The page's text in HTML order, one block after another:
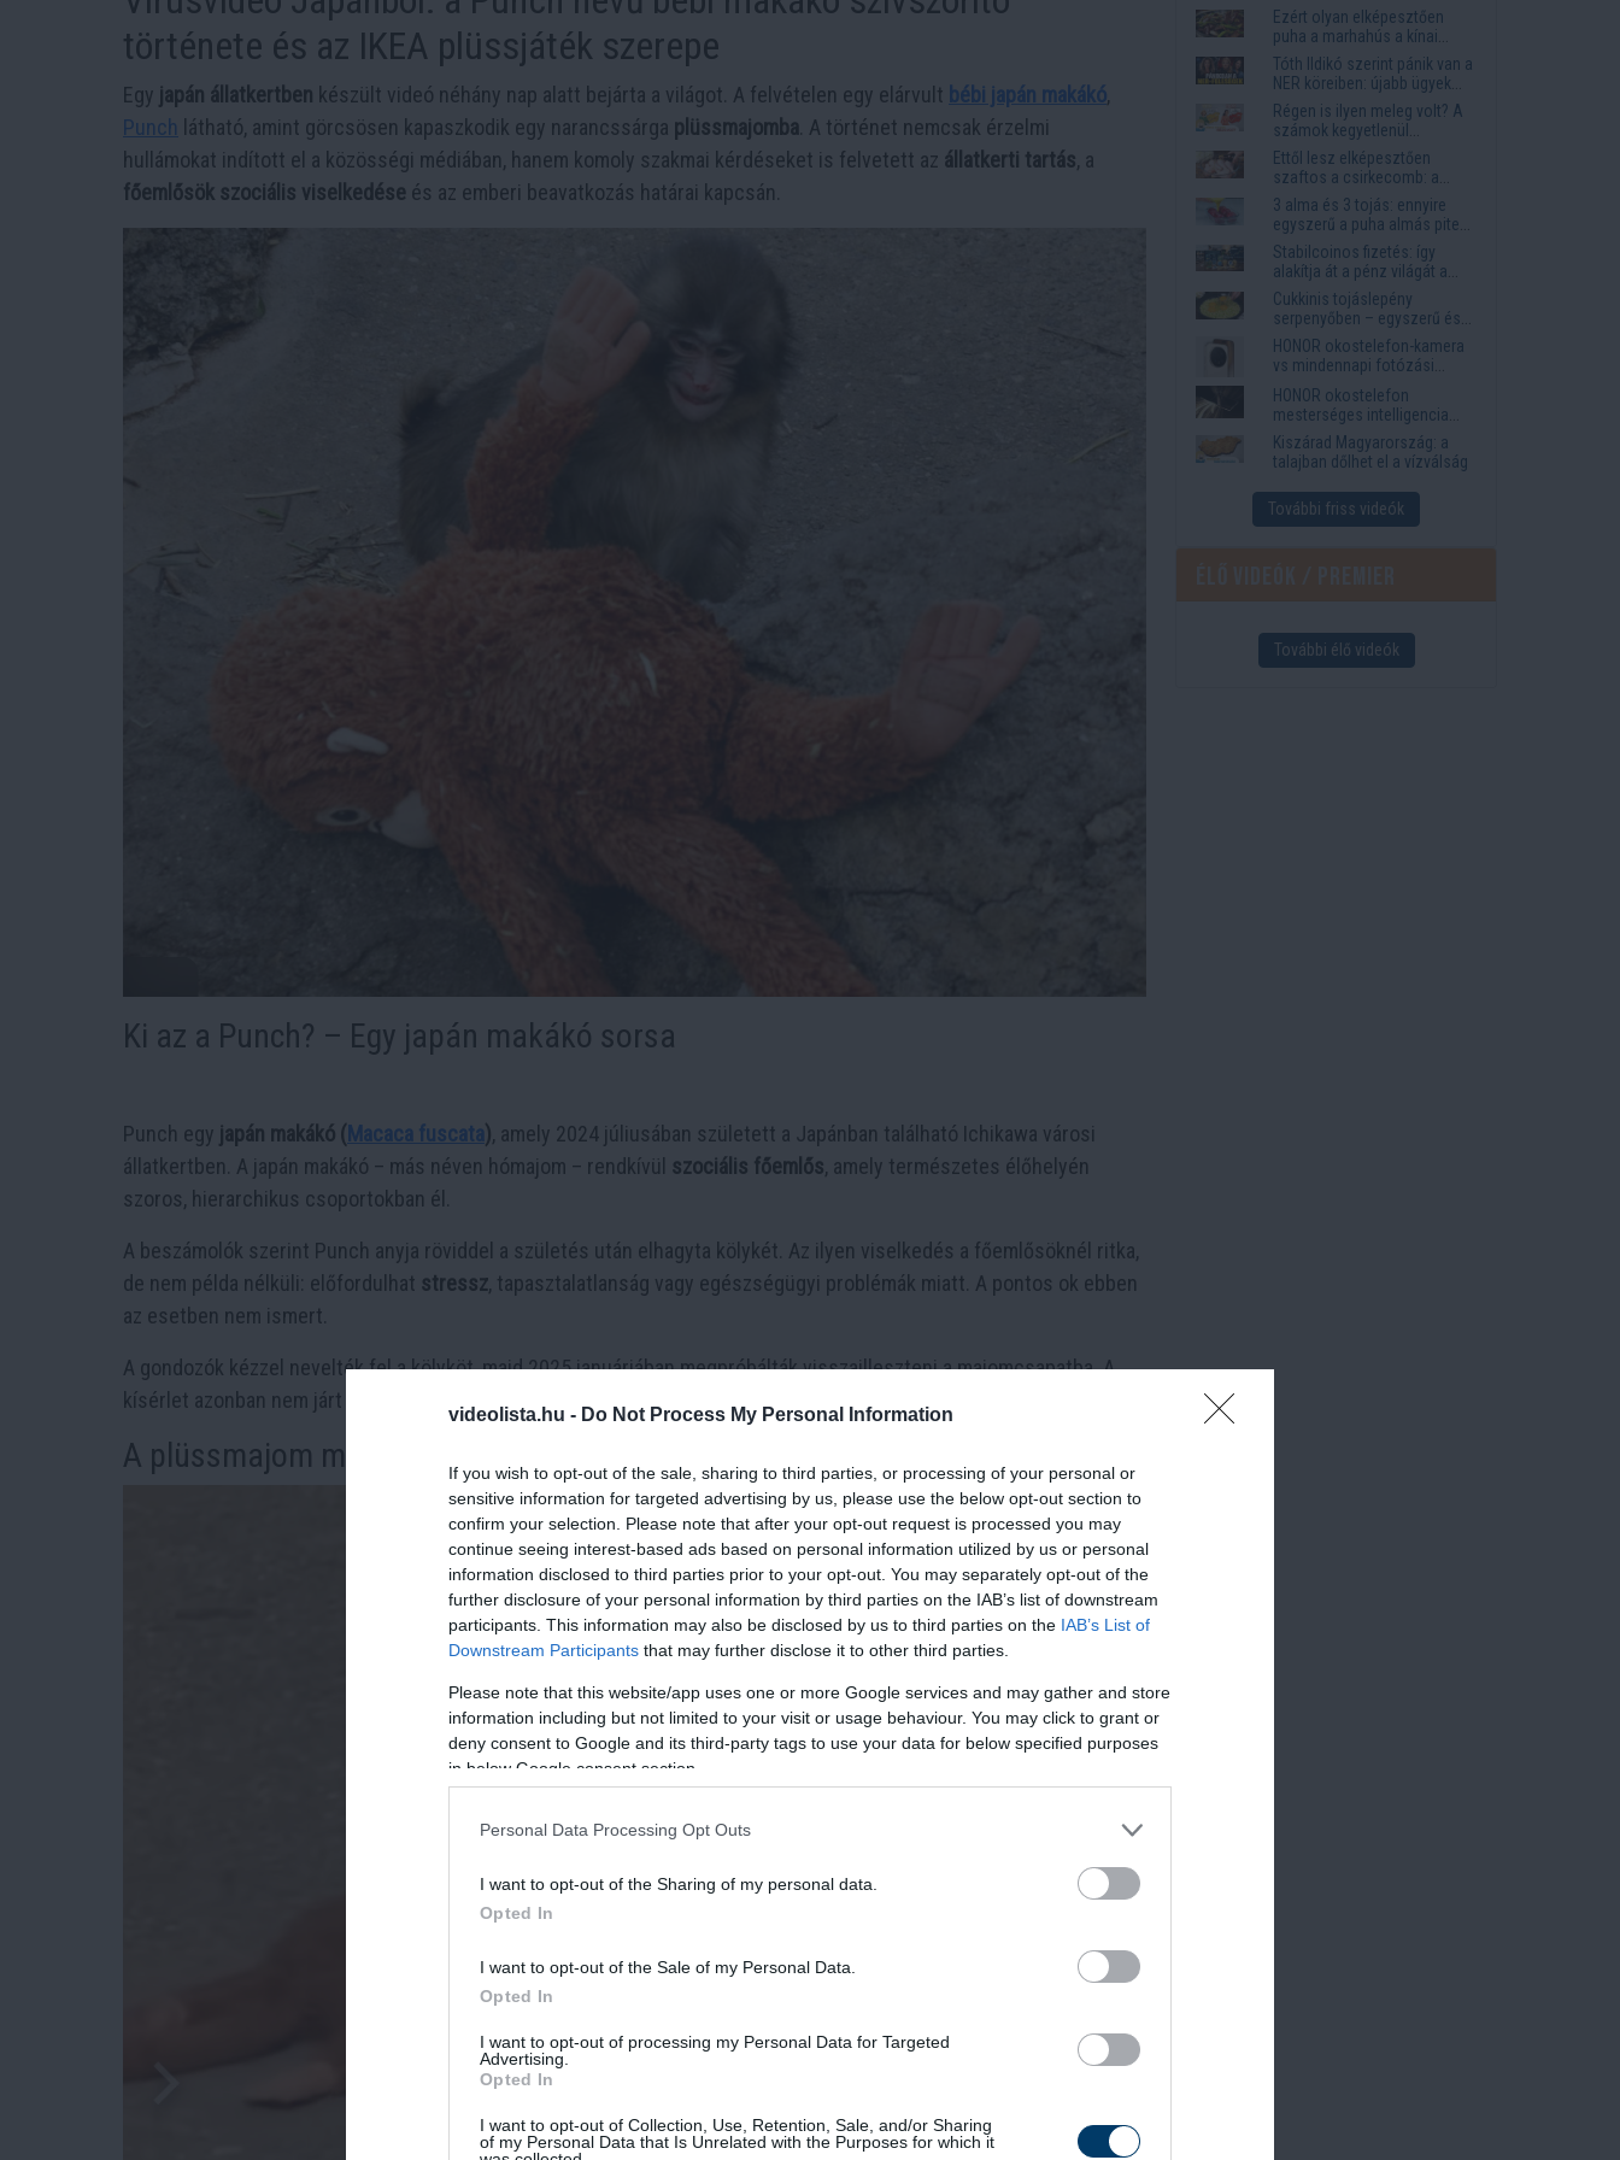
videolista.hu - Do Not Process My Personal Information
If you wish to opt-out of the sale, sharing to third parties, or processing of your personal or
sensitive information for targeted advertising by us, please use the below opt-out section to
confirm your selection. Please note that after your opt-out request is processed you may
continue seeing interest-based ads based on personal information utilized by us or personal
information disclosed to third parties prior to your opt-out. You may separately opt-out of the
further disclosure of your personal information by third parties on the IAB’s list of downstream
participants. This information may also be disclosed by us to third parties on the IAB’s List of
Downstream Participants that may further disclose it to other third parties.
Please note that this website/app uses one or more Google services and may gather and store
information including but not limited to your visit or usage behaviour. You may click to grant or
deny consent to Google and its third-party tags to use your data for below specified purposes
in below Google consent section.
Personal Data Processing Opt Outs
I want to opt-out of the Sharing of my personal data.
Opted In
I want to opt-out of the Sale of my Personal Data.
Opted In
I want to opt-out of processing my Personal Data for Targeted
Advertising.
Opted In
I want to opt-out of Collection, Use, Retention, Sale, and/or Sharing
of my Personal Data that Is Unrelated with the Purposes for which it
története és az IKEA plüssjáték szerepe
Egy japán állatkertben készült videó néhány nap alatt bejárta a világot. A felvételen egy elárvult bébi japán makákó,
Punch látható, amint görcsösen kapaszkodik egy narancssárga plüssmajomba . A történet nemcsak érzelmi
hullámokat indított el a közösségi médiában, hanem komoly szakmai kérdéseket is felvetett az állatkerti tartás, a
főemlősök szociális viselkedése és az emberi beavatkozás határai kapcsán.
Ki az a Punch? – Egy japán makákó sorsa
Punch egy japán makákó (Macaca fuscata), amely 2024 júliusában született a Japánban található Ichikawa városi
állatkertben. A japán makákó – más néven hómajom – rendkívül szociális főemlős, amely természetes élőhelyén
szoros, hierarchikus csoportokban él.
A beszámolók szerint Punch anyja röviddel a születés után elhagyta kölykét. Az ilyen viselkedés a főemlősöknél ritka,
de nem példa nélküli: előfordulhat stressz, tapasztalatlanság vagy egészségügyi problémák miatt. A pontos ok ebben
az esetben nem ismert.
A gondozók kézzel nevelték fel a kölyköt, majd 2025 januárjában megpróbálták visszailleszteni a majomcsapatba. A
kísérlet azonban nem járt sikerrel: a többi makákó
A plüssmajom mint pótlék – IKEA játék a középpontban
Ezért olyan elképesztően
puha a marhahús a kínai
éttermekben
Tóth Ildikó szerint pánik van a
NER köreiben: újabb ügyek
kerülhetnek elő
Régen is ilyen meleg volt? A
számok kegyetlenül
lerombolják a nyári
nosztalgiát
Ettől lesz elképesztően
szaftos a csirkecomb: a
sörös pác a titok
3 alma és 3 tojás: ennyire
egyszerű a puha almás pite
titka
Stabilcoinos fizetés: így
alakítja át a pénz világát a
Visa, a Mastercard és a
Western Union
Cukkinis tojáslepény
serpenyőben – egyszerű és
laktató vacsora
HONOR okostelefon-kamera
vs mindennapi fotózási
igények
HONOR okostelefon
mesterséges intelligencia
funkciók, amelyek
megkönnyítik az életet
Kiszárad Magyarország: a
talajban dőlhet el a vízválság
További friss videók
További élő videók